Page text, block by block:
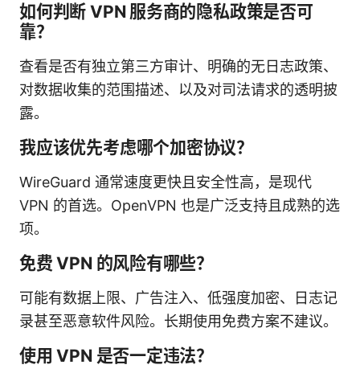
如何判断 VPN 服务商的隐私政策是否可
靠？
查看是否有独立第三方审计、明确的无日志政策、
对数据收集的范围描述、以及对司法请求的透明披
露。
我应该优先考虑哪个加密协议？
WireGuard 通常速度更快且安全性高，是现代
VPN 的首选。OpenVPN 也是广泛支持且成熟的选
项。
免费 VPN 的风险有哪些？
可能有数据上限、广告注入、低强度加密、日志记
录甚至恶意软件风险。长期使用免费方案不建议。
使用 VPN 是否一定违法？